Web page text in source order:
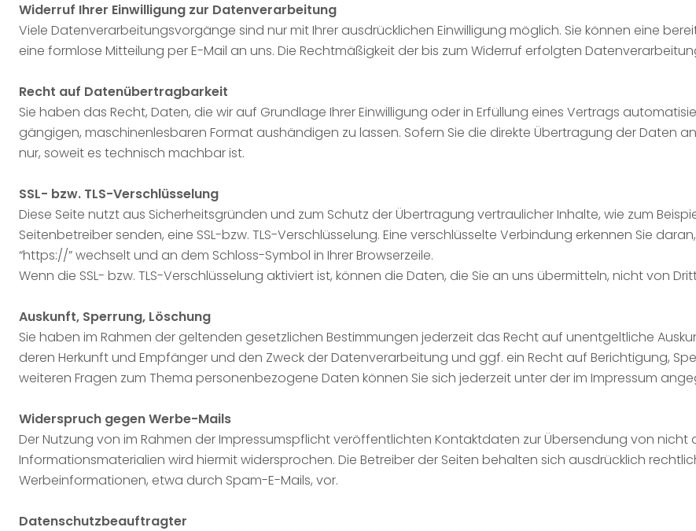
Widerruf Ihrer Einwilligung zur Datenverarbeitung
Viele Datenverarbeitungsvorgänge sind nur mit Ihrer ausdrücklichen Einwilligung möglich. Sie können eine
eine formlose Mitteilung per E-Mail an uns. Die Rechtmäßigkeit der bis zum Widerruf erfolgten
Recht auf Datenübertragbarkeit
Sie haben das Recht, Daten, die wir auf Grundlage Ihrer Einwilligung oder in Erfüllung eines Vertrags
gängigen, maschinenlesbaren Format aushändigen zu lassen. Sofern Sie die direkte Übertragung der Daten
nur, soweit es technisch machbar ist.
SSL- bzw. TLS-Verschlüsselung
Diese Seite nutzt aus Sicherheitsgründen und zum Schutz der Übertragung vertraulicher Inhalte, wie zum
Seitenbetreiber senden, eine SSL-bzw. TLS-Verschlüsselung. Eine verschlüsselte Verbindung erkennen Sie
“https://” wechselt und an dem Schloss-Symbol in Ihrer Browserzeile.
Wenn die SSL- bzw. TLS-Verschlüsselung aktiviert ist, können die Daten, die Sie an uns übermitteln, nicht von
Auskunft, Sperrung, Löschung
Sie haben im Rahmen der geltenden gesetzlichen Bestimmungen jederzeit das Recht auf unentgeltliche
deren Herkunft und Empfänger und den Zweck der Datenverarbeitung und ggf. ein Recht auf Berichtigung,
weiteren Fragen zum Thema personenbezogene Daten können Sie sich jederzeit unter der im Impressum
Widerspruch gegen Werbe-Mails
Der Nutzung von im Rahmen der Impressumspflicht veröffentlichten Kontaktdaten zur Übersendung von
Informationsmaterialien wird hiermit widersprochen. Die Betreiber der Seiten behalten sich ausdrücklich
Werbeinformationen, etwa durch Spam-E-Mails, vor.
Datenschutzbeauftragter